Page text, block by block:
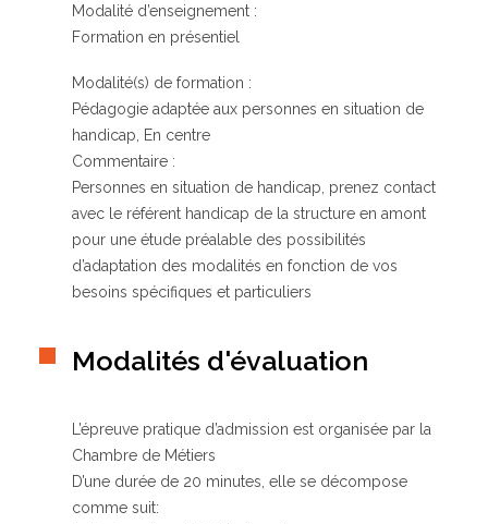
Modalité d’enseignement :
Formation en présentiel
Modalité(s) de formation :
Pédagogie adaptée aux personnes en situation de
handicap, En centre
Commentaire :
Personnes en situation de handicap, prenez contact
avec le référent handicap de la structure en amont
pour une étude préalable des possibilités
d’adaptation des modalités en fonction de vos
besoins spécifiques et particuliers
Modalités d'évaluation
L’épreuve pratique d’admission est organisée par la
Chambre de Métiers
D’une durée de 20 minutes, elle se décompose
comme suit: